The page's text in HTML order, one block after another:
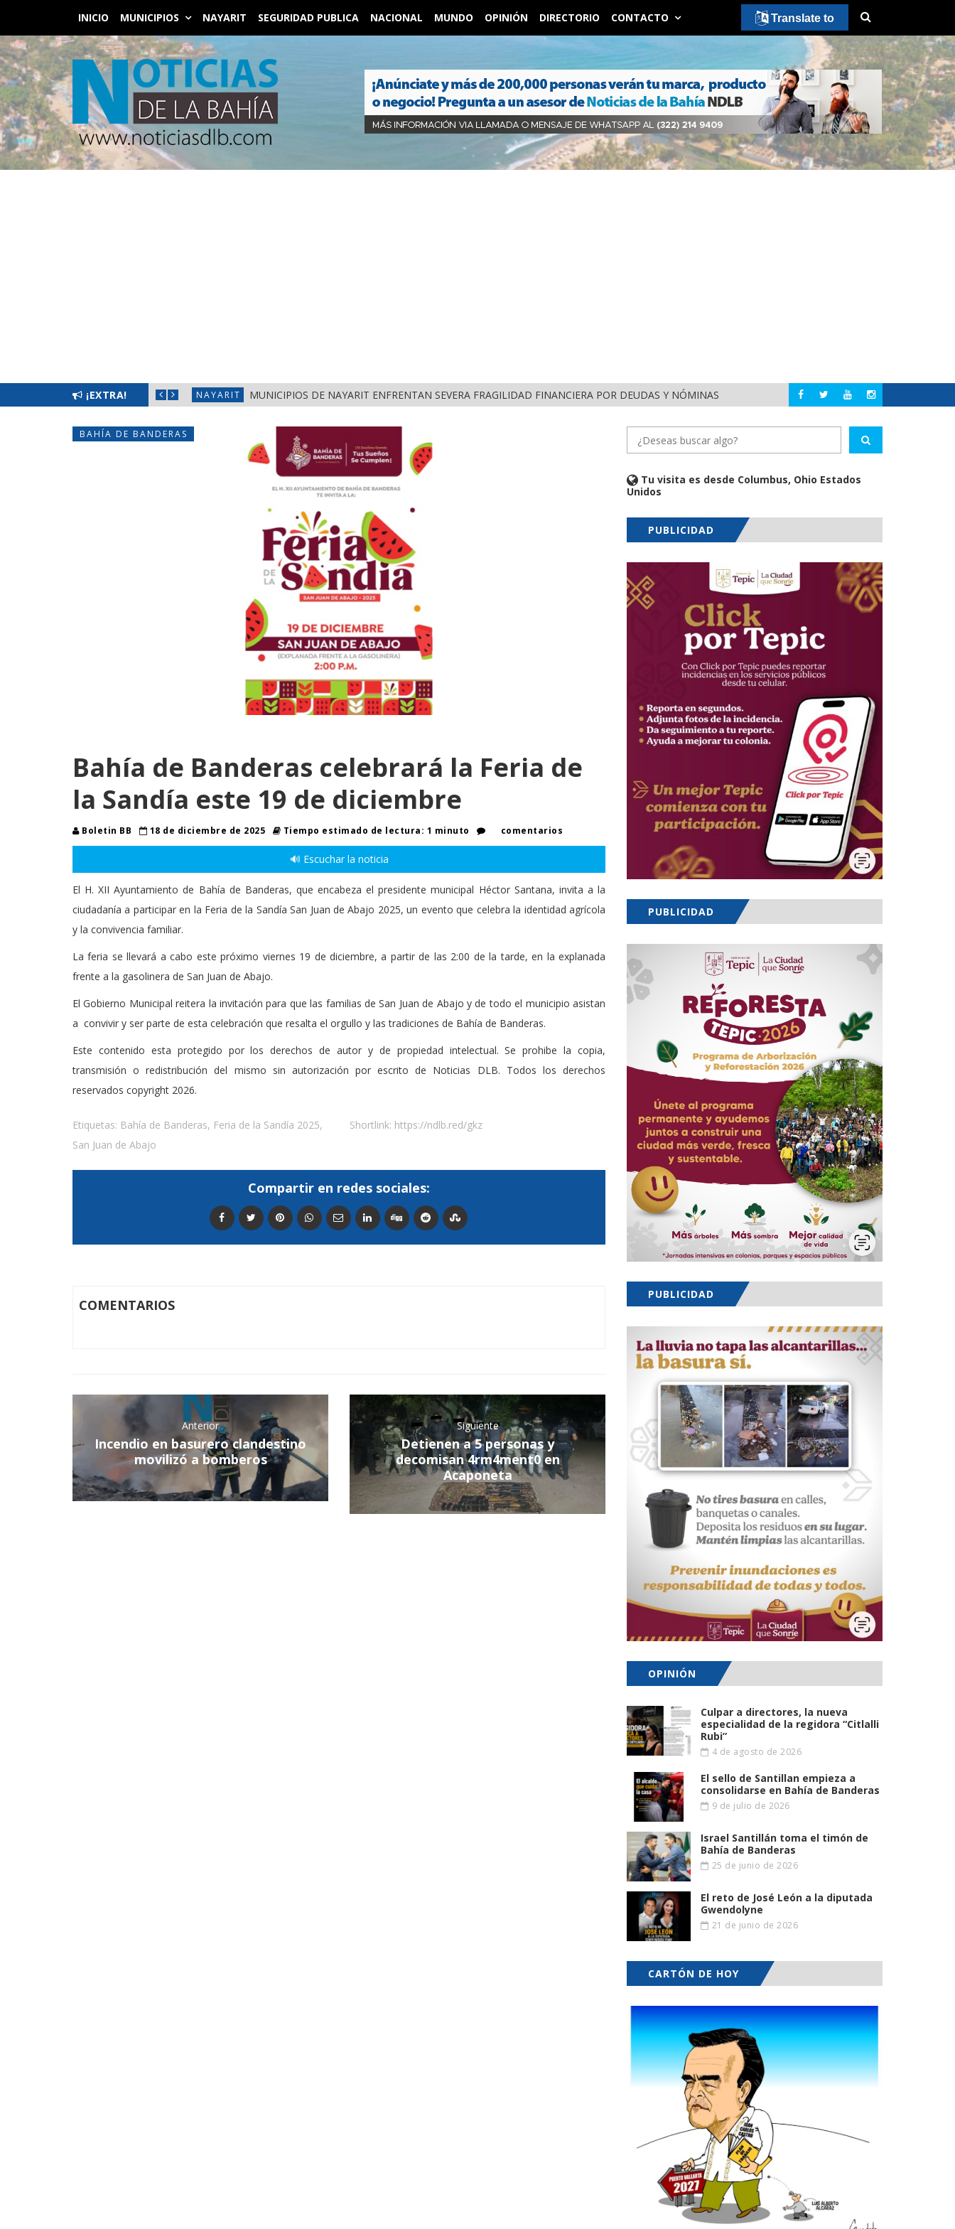
INICIO MUNICIPIOS NAYARIT SEGURIDAD PUBLICA NACIONAL MUNDO OPINIÓN DIRECTORIO CONTACTO
¡EXTRA!
FRONTERAS DE NAYARIT NAYARIT MUNICIPIOS DE NAYARIT ENFRENTAN SEVERA FRAGILIDAD FINANCIERA POR DEUDAS Y NÓMINAS NACIONAL DETIENEN AL
BAHÍA DE BANDERAS
Bahía de Banderas celebrará la Feria de
la Sandía este 19 de diciembre
Boletin BB 18 de diciembre de 2025 Tiempo estimado de lectura: 1 minuto comentarios
🔊 Escuchar la noticia
El H. XII Ayuntamiento de Bahía de Banderas, que encabeza el presidente municipal Héctor Santana, invita a la
ciudadanía a participar en la Feria de la Sandía San Juan de Abajo 2025, un evento que celebra la identidad agrícola
y la convivencia familiar.
La feria se llevará a cabo este próximo viernes 19 de diciembre, a partir de las 2:00 de la tarde, en la explanada
frente a la gasolinera de San Juan de Abajo.
El Gobierno Municipal reitera la invitación para que las familias de San Juan de Abajo y de todo el municipio asistan
a convivir y ser parte de esta celebración que resalta el orgullo y las tradiciones de Bahía de Banderas.
Este contenido esta protegido por los derechos de autor y de propiedad intelectual. Se prohibe la copia,
transmisión o redistribución del mismo sin autorización por escrito de Noticias DLB. Todos los derechos
reservados copyright 2026.
Etiquetas: Bahía de Banderas, Feria de la Sandía 2025,
San Juan de Abajo
Shortlink: https://ndlb.red/gkz
Compartir en redes sociales:
COMENTARIOS
Anterior
Incendio en basurero clandestino
movilizó a bomberos
Siguiente
Detienen a 5 personas y
decomisan 4rm4ment0 en
Acaponeta
Tu visita es desde Columbus, Ohio Estados
Unidos
PUBLICIDAD
PUBLICIDAD
PUBLICIDAD
OPINIÓN
Culpar a directores, la nueva
especialidad de la regidora “Citlalli
Rubi”
4 de agosto de 2026
El sello de Santillan empieza a
consolidarse en Bahía de Banderas
9 de julio de 2026
Israel Santillán toma el timón de
Bahía de Banderas
25 de junio de 2026
El reto de José León a la diputada
Gwendolyne
21 de junio de 2026
CARTÓN DE HOY
Translate to